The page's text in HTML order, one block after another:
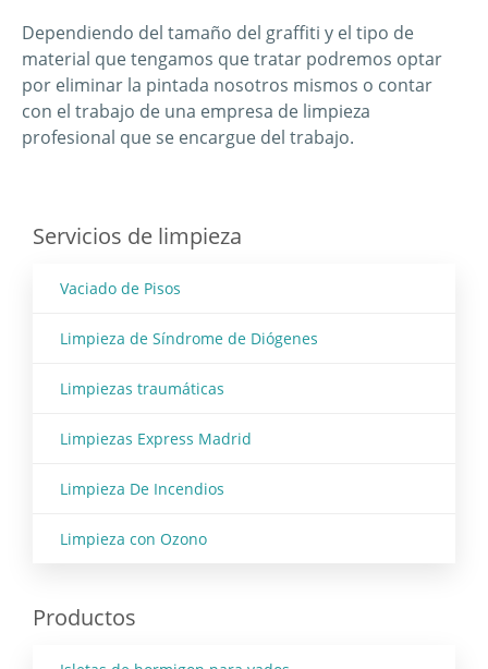
Dependiendo del tamaño del graffiti y el tipo de
material que tengamos que tratar podremos optar
por eliminar la pintada nosotros mismos o contar
con el trabajo de una empresa de limpieza
profesional que se encargue del trabajo.
Servicios de limpieza
Vaciado de Pisos
Limpieza de Síndrome de Diógenes
Limpiezas traumáticas
Limpiezas Express Madrid
Limpieza De Incendios
Limpieza con Ozono
Productos